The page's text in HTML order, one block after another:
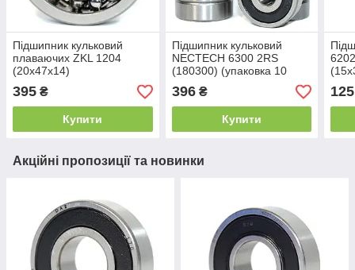
Підшипник кульковий
плаваючих ZKL 1204
(20x47x14)
395 ₴
Купити
Підшипник кульковий
NECTECH 6300 2RS
(180300) (упаковка 10
штук) (10x35x11)
396₴
Купити
125
Акційні пропозиції та новинки